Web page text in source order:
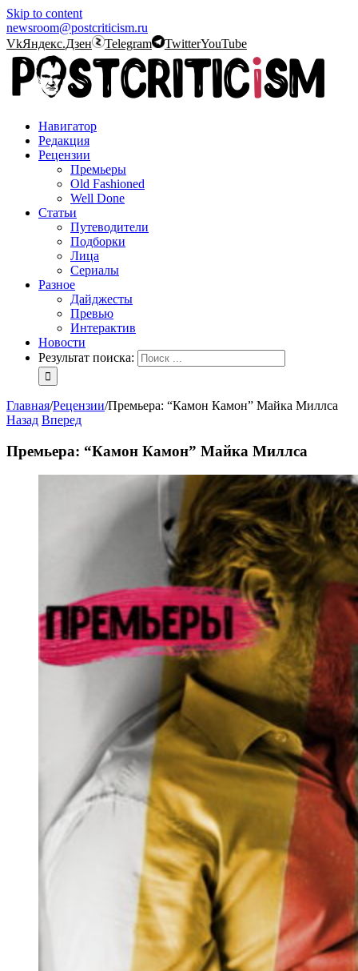
Skip to content
newsroom@postcriticism.ru
VkЯндекс.Дзен Telegram TwitterYouTube
Навигатор
Редакция
Рецензии
Премьеры
Old Fashioned
Well Done
Статьи
Путеводители
Подборки
Лица
Сериалы
Разное
Дайджесты
Превью
Интерактив
Новости
Результат поиска:
Главная/Рецензии/Премьера: “Камон Камон” Майка Миллса
Назад Вперед
Премьера: “Камон Камон” Майка Миллса